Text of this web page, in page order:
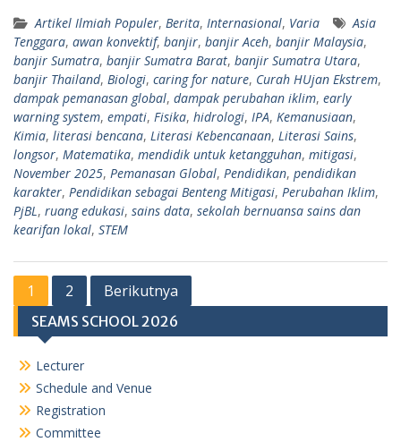
Artikel Ilmiah Populer, Berita, Internasional, Varia
Asia
Tenggara, awan konvektif, banjir, banjir Aceh, banjir Malaysia,
banjir Sumatra, banjir Sumatra Barat, banjir Sumatra Utara,
banjir Thailand, Biologi, caring for nature, Curah HUjan Ekstrem,
dampak pemanasan global, dampak perubahan iklim, early
warning system, empati, Fisika, hidrologi, IPA, Kemanusiaan,
Kimia, literasi bencana, Literasi Kebencanaan, Literasi Sains,
longsor, Matematika, mendidik untuk ketangguhan, mitigasi,
November 2025, Pemanasan Global, Pendidikan, pendidikan
karakter, Pendidikan sebagai Benteng Mitigasi, Perubahan Iklim,
PjBL , ruang edukasi, sains data, sekolah bernuansa sains dan
kearifan lokal, STEM
Paginasi
pos
1 2 Berikutnya
SEAMS SCHOOL 2026
Lecturer
Schedule and Venue
Registration
Committee